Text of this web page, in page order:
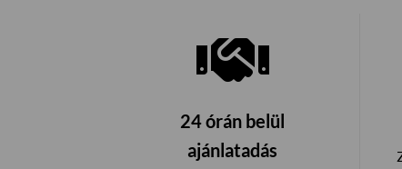
24 órán belül
ajánlatadás